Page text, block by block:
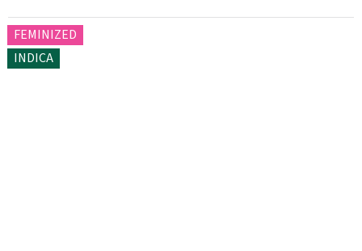
FEMINIZED
INDICA